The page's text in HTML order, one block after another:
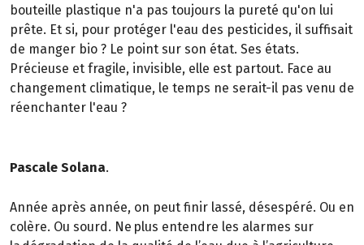
bouteille plastique n'a pas toujours la pureté qu'on lui
prête. Et si, pour protéger l'eau des pesticides, il suffisait
de manger bio ? Le point sur son état. Ses états.
Précieuse et fragile, invisible, elle est partout. Face au
changement climatique, le temps ne serait-il pas venu de
réenchanter l'eau ?
Pascale Solana.
Année après année, on peut finir lassé, désespéré. Ou en
colère. Ou sourd. Ne plus entendre les alarmes sur